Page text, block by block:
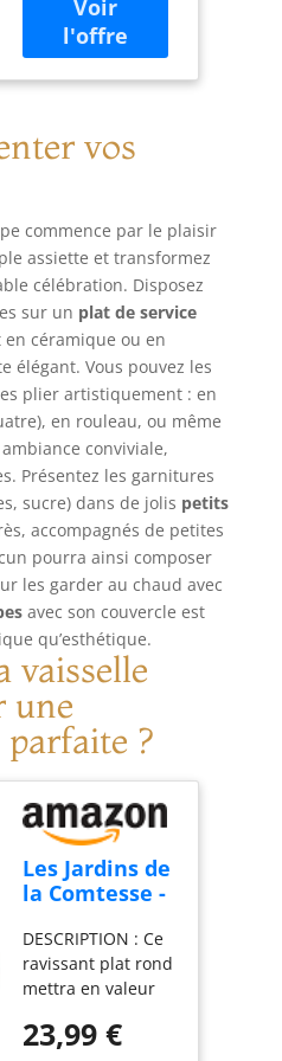
dans le monde,
pour contribuer à
la protection de
déchets FACILE À
résistantes au
lave-vaisselle pour
une utilisation
quotidienne sans
effort CONTENU
DANS LA BOÎTE :
Pied mixeur
Moulinex
Turbomix, gobelet
de 800 ml
de qualité
supérieure a un
large diamètre de
30 cm. Le
de les réussir sans
n’attachent. Facile
à nettoyer grâce à
son revêtement
antiadhésif
Conception très
pratique avec
poignées
intégrées, pieds
antidérapant,
espace de
rangement du
cordon
vos
commence par le plaisir
assiette et transformez
célébration. Disposez
sur un plat de service
céramique ou en
élégant. Vous pouvez les
plier artistiquement : en
en rouleau, ou même
conviviale,
Présentez les garnitures
sucre) dans de jolis petits
accompagnés de petites
pourra ainsi composer
les garder au chaud avec
avec son couvercle est
qu’esthétique.
vaisselle
une
?
Les Jardins de
la Comtesse -
service rond
en mélamine
fleuris Ø 35,5
cm -
Collection
DESCRIPTION : Ce
ravissant plat rond
mettra en valeur
culinaires avec ses
23,99 €